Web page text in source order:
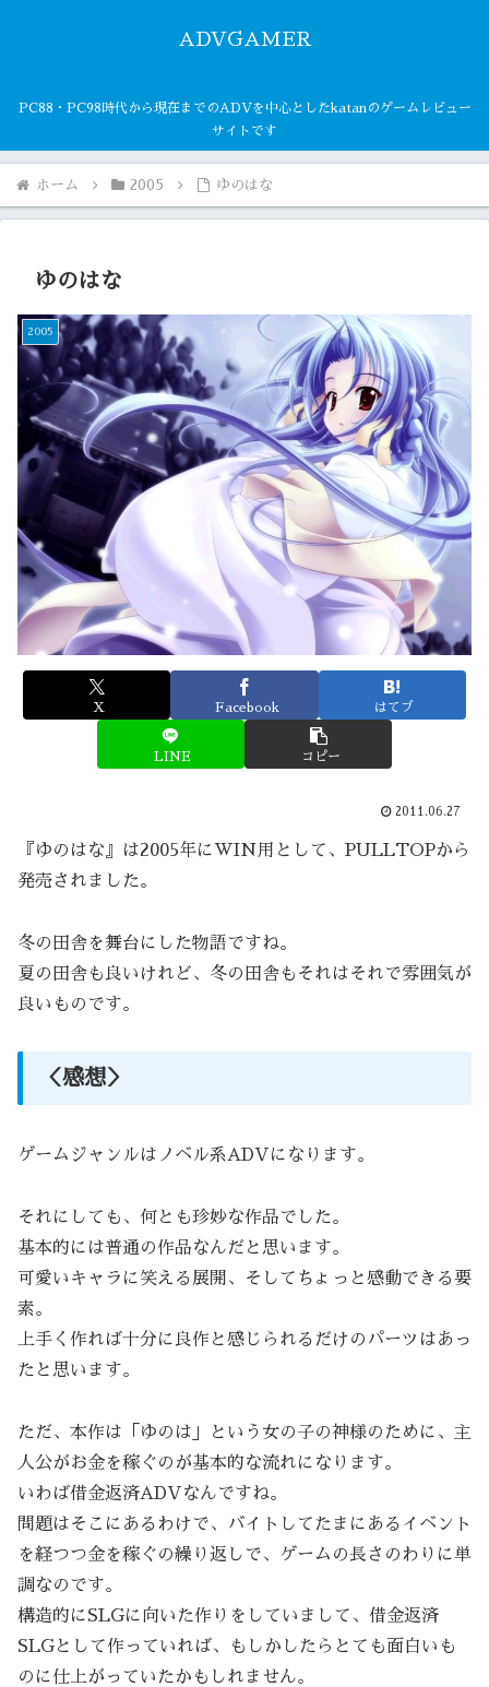
ADVGAMER
PC88・PC98時代から現在までのADVを中心としたkatanのゲームレビュー
サイトです
ホーム 2005 ゆのはな
ゆのはな
2005
X Facebook はてブ
LINE コピー
2011.06.27
『ゆのはな』は2005年にWIN用として、PULLTOPから
発売されました。
冬の田舎を舞台にした物語ですね。
夏の田舎も良いけれど、冬の田舎もそれはそれで雰囲気が
良いものです。
＜感想＞
ゲームジャンルはノベル系ADVになります。
それにしても、何とも珍妙な作品でした。
基本的には普通の作品なんだと思います。
可愛いキャラに笑える展開、そしてちょっと感動できる要
素。
上手く作れば十分に良作と感じられるだけのパーツはあっ
たと思います。
ただ、本作は「ゆのは」という女の子の神様のために、主
人公がお金を稼ぐのが基本的な流れになります。
いわば借金返済ADVなんですね。
問題はそこにあるわけで、バイトしてたまにあるイベント
を経つつ金を稼ぐの繰り返しで、ゲームの長さのわりに単
調なのです。
構造的にSLGに向いた作りをしていまして、借金返済
SLGとして作っていれば、もしかしたらとても面白いも
のに仕上がっていたかもしれません。